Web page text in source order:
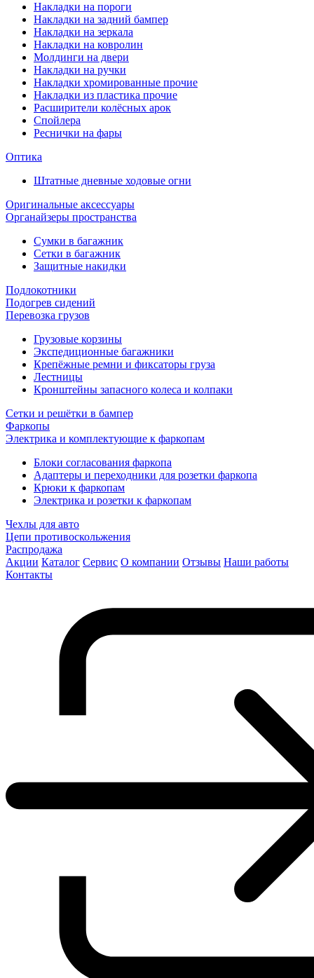
Накладки на пороги
Накладки на задний бампер
Накладки на зеркала
Накладки на ковролин
Молдинги на двери
Накладки на ручки
Накладки хромированные прочие
Накладки из пластика прочие
Расширители колёсных арок
Спойлера
Реснички на фары
Оптика
Штатные дневные ходовые огни
Оригинальные аксессуары
Органайзеры пространства
Сумки в багажник
Сетки в багажник
Защитные накидки
Подлокотники
Подогрев сидений
Перевозка грузов
Грузовые корзины
Экспедиционные багажники
Крепёжные ремни и фиксаторы груза
Лестницы
Кронштейны запасного колеса и колпаки
Сетки и решётки в бампер
Фаркопы
Электрика и комплектующие к фаркопам
Блоки согласования фаркопа
Адаптеры и переходники для розетки фаркопа
Крюки к фаркопам
Электрика и розетки к фаркопам
Чехлы для авто
Цепи противоскольжения
Распродажа
Акции Каталог Сервис О компании Отзывы Наши работы
Контакты